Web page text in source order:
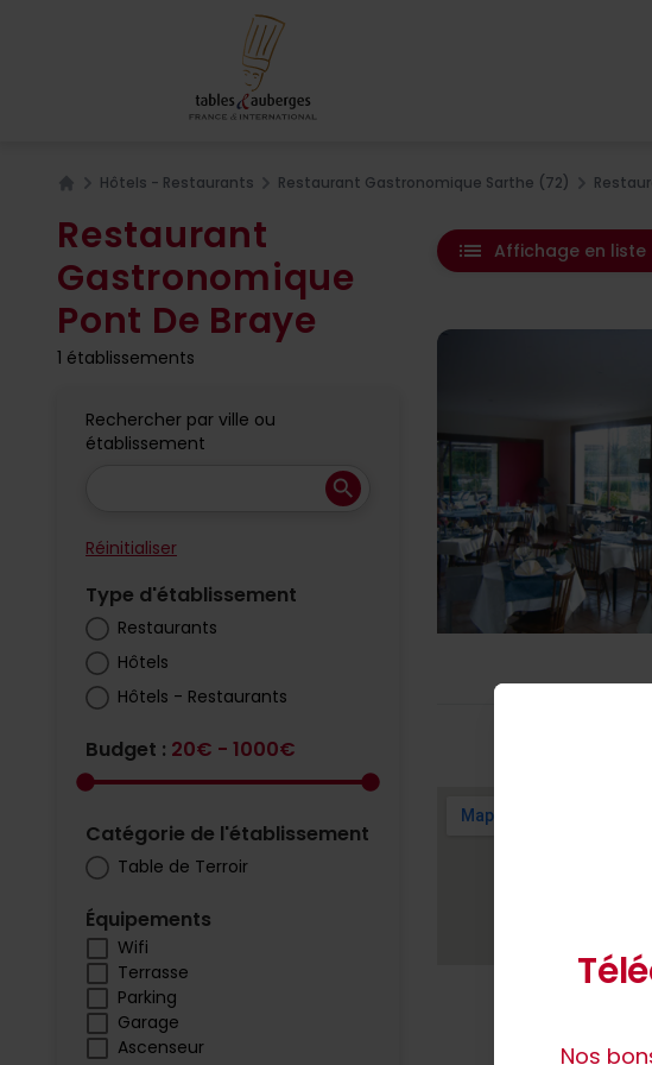
Hôtels - Restaurants Restaurant Gastronomique Sarthe (72)
Restaurant
Gastronomique
Pont De Braye
1 établissements
Rechercher par ville ou
établissement
search
Réinitialiser
Type d'établissement
Restaurants
Hôtels
Hôtels - Restaurants
Budget : 20€ - 1000€
Catégorie de l'établissement
Table de Terroir
Équipements
Wifi
Terrasse
Parking
Garage
Ascenseur
list Affichage en liste
Nos